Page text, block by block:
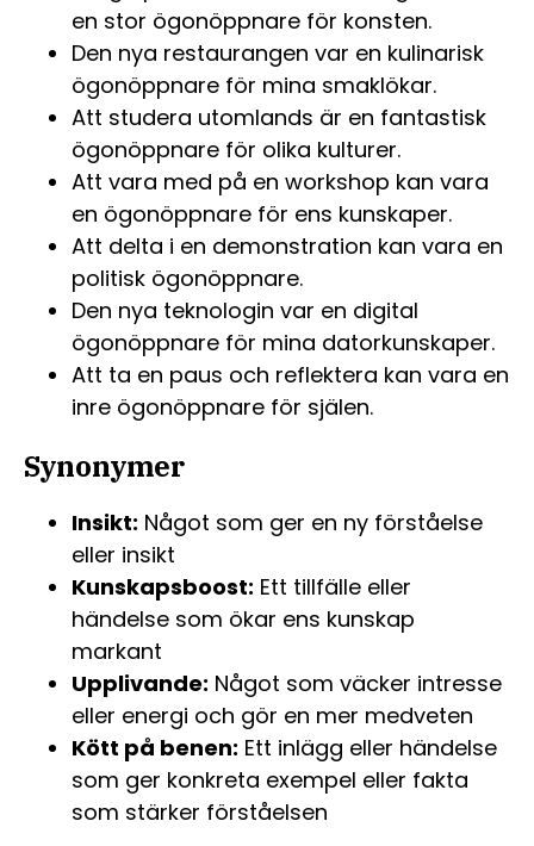
en stor ögonöppnare för konsten.
Den nya restaurangen var en kulinarisk
ögonöppnare för mina smaklökar.
Att studera utomlands är en fantastisk
ögonöppnare för olika kulturer.
Att vara med på en workshop kan vara
en ögonöppnare för ens kunskaper.
Att delta i en demonstration kan vara en
politisk ögonöppnare.
Den nya teknologin var en digital
ögonöppnare för mina datorkunskaper.
Att ta en paus och reflektera kan vara en
inre ögonöppnare för själen.
Synonymer
Insikt: Något som ger en ny förståelse
eller insikt
Kunskapsboost: Ett tillfälle eller
händelse som ökar ens kunskap
markant
Upplivande: Något som väcker intresse
eller energi och gör en mer medveten
Kött på benen: Ett inlägg eller händelse
som ger konkreta exempel eller fakta
som stärker förståelsen